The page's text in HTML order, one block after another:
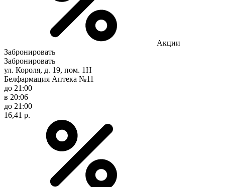
Акции
Забронировать
Забронировать
ул. Короля, д. 19, пом. 1Н
Белфармация Аптека №11
до 21:00
в 20:06
до 21:00
16,41 р.